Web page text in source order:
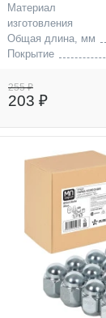
Материал
изготовления
Общая длина, мм
Покрытие
renault
255 ₽
203 ₽